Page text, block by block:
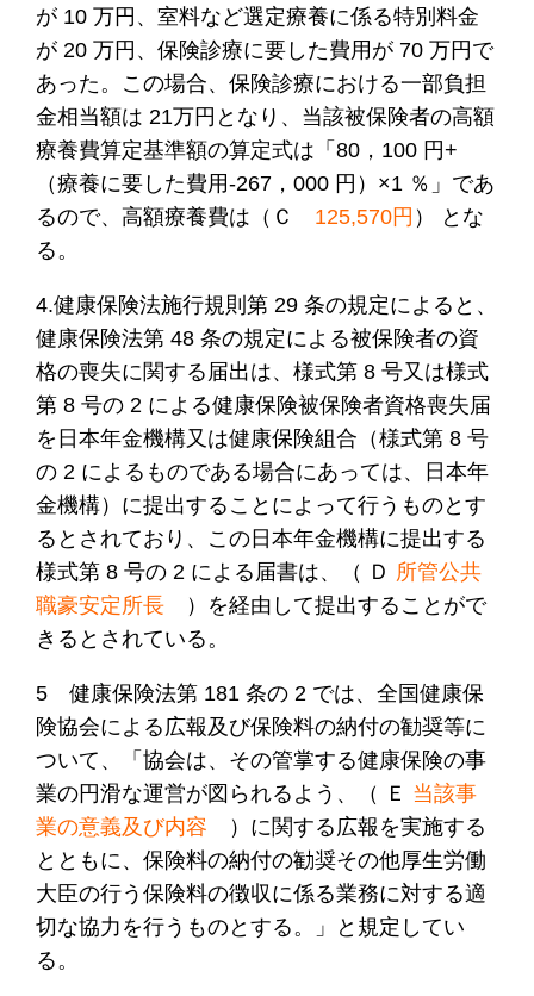
が 10 万円、室料など選定療養に係る特別料金
が 20 万円、保険診療に要した費用が 70 万円で
あった。この場合、保険診療における一部負担
金相当額は 21万円となり、当該被保険者の高額
療養費算定基準額の算定式は「80，100 円+
（療養に要した費用-267，000 円）×1 ％」であ
るので、高額療養費は（Ｃ 125,570円 ） とな
る。
4.健康保険法施行規則第 29 条の規定によると、
健康保険法第 48 条の規定による被保険者の資
格の喪失に関する届出は、様式第 8 号又は様式
第 8 号の 2 による健康保険被保険者資格喪失届
を日本年金機構又は健康保険組合（様式第 8 号
の 2 によるものである場合にあっては、日本年
金機構）に提出することによって行うものとす
るとされており、この日本年金機構に提出する
様式第 8 号の 2 による届書は、（ Ｄ 所管公共
職豪安定所長 ）を経由して提出することがで
きるとされている。
5 健康保険法第 181 条の 2 では、全国健康保
険協会による広報及び保険料の納付の勧奨等に
ついて、「協会は、その管掌する健康保険の事
業の円滑な運営が図られるよう、（ Ｅ 当該事
業の意義及び内容 ）に関する広報を実施する
とともに、保険料の納付の勧奨その他厚生労働
大臣の行う保険料の徴収に係る業務に対する適
切な協力を行うものとする。」と規定してい
る。